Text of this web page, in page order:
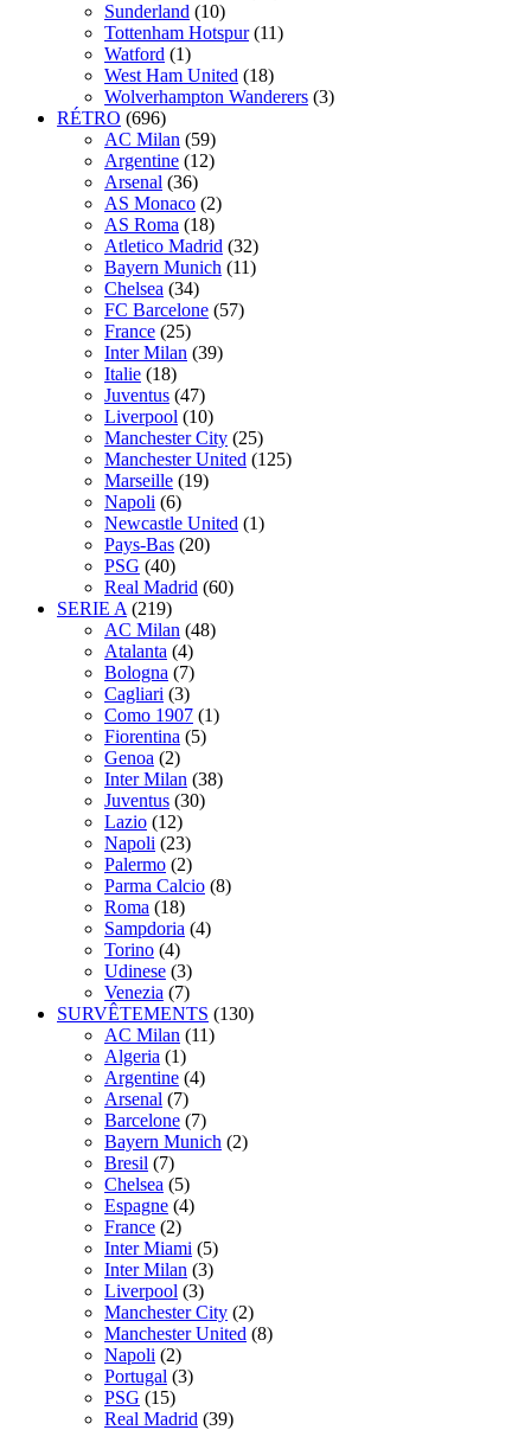
Sunderland (10)
Tottenham Hotspur (11)
Watford (1)
West Ham United (18)
Wolverhampton Wanderers (3)
RÉTRO (696)
AC Milan (59)
Argentine (12)
Arsenal (36)
AS Monaco (2)
AS Roma (18)
Atletico Madrid (32)
Bayern Munich (11)
Chelsea (34)
FC Barcelone (57)
France (25)
Inter Milan (39)
Italie (18)
Juventus (47)
Liverpool (10)
Manchester City (25)
Manchester United (125)
Marseille (19)
Napoli (6)
Newcastle United (1)
Pays-Bas (20)
PSG (40)
Real Madrid (60)
SERIE A (219)
AC Milan (48)
Atalanta (4)
Bologna (7)
Cagliari (3)
Como 1907 (1)
Fiorentina (5)
Genoa (2)
Inter Milan (38)
Juventus (30)
Lazio (12)
Napoli (23)
Palermo (2)
Parma Calcio (8)
Roma (18)
Sampdoria (4)
Torino (4)
Udinese (3)
Venezia (7)
SURVÊTEMENTS (130)
AC Milan (11)
Algeria (1)
Argentine (4)
Arsenal (7)
Barcelone (7)
Bayern Munich (2)
Bresil (7)
Chelsea (5)
Espagne (4)
France (2)
Inter Miami (5)
Inter Milan (3)
Liverpool (3)
Manchester City (2)
Manchester United (8)
Napoli (2)
Portugal (3)
PSG (15)
Real Madrid (39)